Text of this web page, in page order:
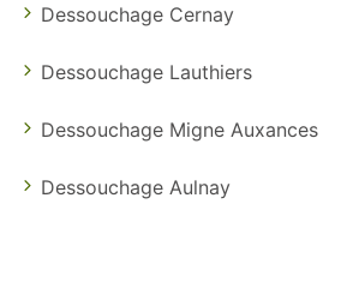
Dessouchage Cernay
Dessouchage Lauthiers
Dessouchage Migne Auxances
Dessouchage Aulnay